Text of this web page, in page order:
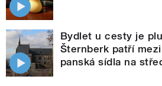
Bydlet u cesty je
Šternberk patří
panská sídla na